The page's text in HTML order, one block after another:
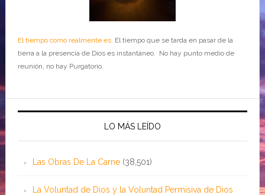
El tiempo como realmente esEl tiempo que se tarda en pasar de la
tierra a la presencia de Dios es instantáneo. No hay punto medio de
reunión, no hay Purgatorio.
LO MÁS LEÍDO
Las Obras De La Carne (38,501)
La Voluntad de Dios y la Voluntad Permisiva de Dios